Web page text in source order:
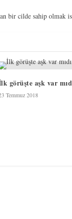
bir cilde sahip olmak
görüşte aşk var
Temmuz 2018